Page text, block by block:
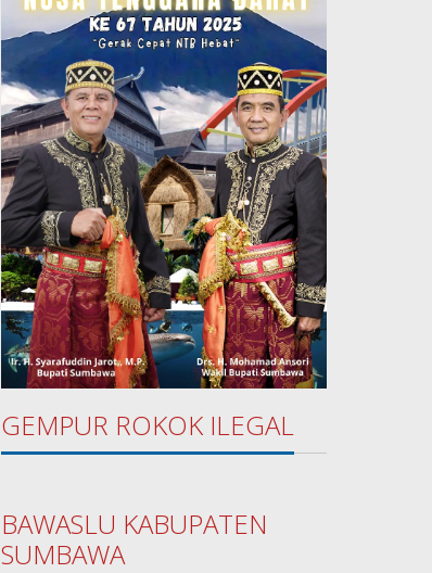
GEMPUR ROKOK ILEGAL
BAWASLU KABUPATEN
SUMBAWA